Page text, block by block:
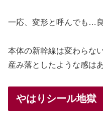
一応、変形と呼んでも…良
本体の新幹線は変わらな
産み落としたような感は
やはりシール地獄